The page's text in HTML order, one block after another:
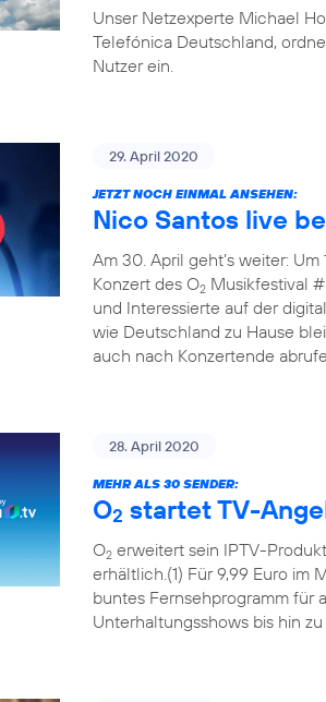
Unser Netzexperte Michael
Telefónica Deutschland,
Nutzer ein.
29. April 2020
JETZT NOCH EINMAL ANSEHEN:
Nico Santos live
Am 30. April geht’s weiter:
Konzert des O2 Musikfestival
und Interessierte auf der
wie Deutschland zu Hause
auch nach Konzertende
28. April 2020
MEHR ALS 30 SENDER:
O2 startet TV-
O2 erweitert sein IPTV-
erhältlich.(1) Für 9,99 Euro im
buntes Fernsehprogramm für
Unterhaltungsshows bis hin